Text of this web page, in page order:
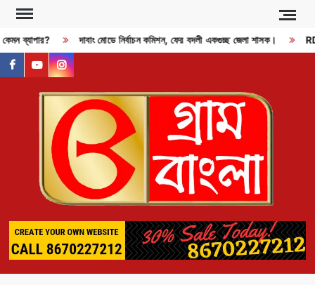
Skip
content
ব্যাপার? দাবাং মোডে নির্বাচন কমিশন, ফের বদলী একগুচ্ছ জেলা শাসক।
facebook
youtubeinstagram